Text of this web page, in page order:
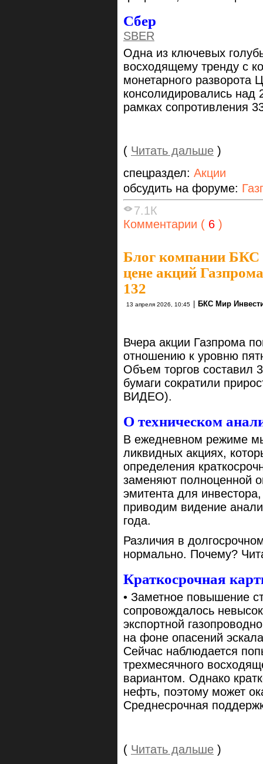
Сбер
SBER
Одна из ключевых
восходящему тренду с
монетарного разворота
консолидировались над
рамках сопротивления
( Читать дальше )
спецраздел: Акции
обсудить на форуме:
7.1К
Комментарии ( 6 )
Блог компании БКС
цене акций
132
13 апреля 2026, 10:45 БКС Мир
Вчера акции Газпрома
отношению к уровню
Объем торгов составил
бумаги сократили
ВИДЕО).
О техническом
В ежедневном режиме
ликвидных акциях,
определения
заменяют полноценной
эмитента для
приводим видение
года.
Различия в
нормально. Почему?
Краткосрочная
• Заметное повышение
сопровождалось
экспортной
на фоне опасений
Сейчас наблюдается
трехмесячного
вариантом. Однако
нефть, поэтому может
Среднесрочная
( Читать дальше )